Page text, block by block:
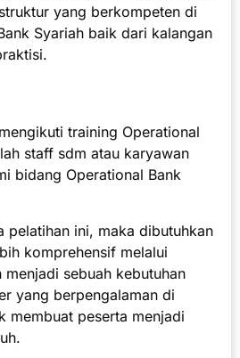
yang berkompeten di
Syariah baik dari kalangan
training Operational
staff sdm atau karyawan
bidang Operational Bank
pelatihan ini, maka dibutuhkan
komprehensif melalui
menjadi sebuah kebutuhan
yang berpengalaman di
membuat peserta menjadi